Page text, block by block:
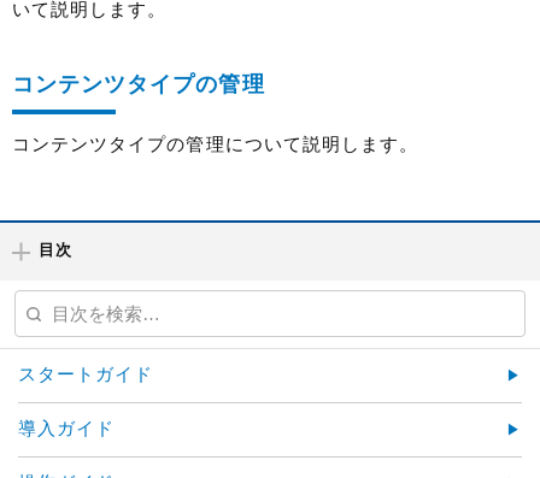
いて説明します。
コンテンツタイプの管理
コンテンツタイプの管理について説明します。
目次
スタートガイド
導入ガイド